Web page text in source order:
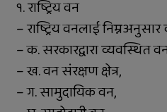
१. राष्ट्रिय वन
– राष्ट्रिय वनलाई
– क. सरकारद्वारा व्यवस्थित
– ख. वन संरक्षण क्षेत्र,
– ग. सामुदायिक वन,